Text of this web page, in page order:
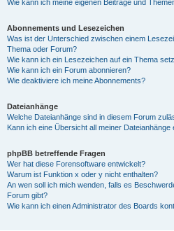
Wie kann ich meine eigenen Beiträge und
Abonnements und Lesezeichen
Was ist der Unterschied zwischen einem
Thema oder Forum?
Wie kann ich ein Lesezeichen auf ein Thema
Wie kann ich ein Forum abonnieren?
Wie deaktiviere ich meine Abonnements?
Dateianhänge
Welche Dateianhänge sind in diesem Forum
Kann ich eine Übersicht all meiner Dateianhänge
phpBB betreffende Fragen
Wer hat diese Forensoftware entwickelt?
Warum ist Funktion x oder y nicht enthalten?
An wen soll ich mich wenden, falls es
Forum gibt?
Wie kann ich einen Administrator des Boards